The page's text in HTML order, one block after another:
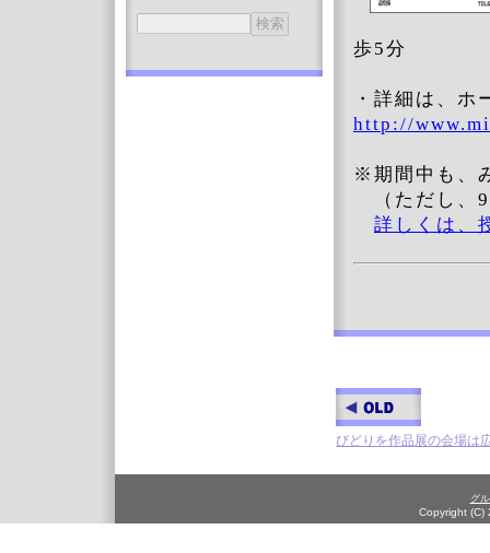
歩5分
・詳細は、
http://
※期間中も、
（ただし、
詳しくは、
びどりを作品展の会場は
グ
Copyright (C)